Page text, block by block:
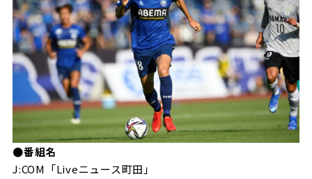
●番組名
J:COM「Liveニュース町田」